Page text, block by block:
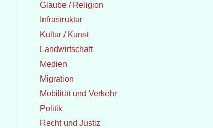
Glaube / Religion
Infrastruktur
Kultur / Kunst
Landwirtschaft
Medien
Migration
Mobilität und Verkehr
Politik
Recht und Justiz